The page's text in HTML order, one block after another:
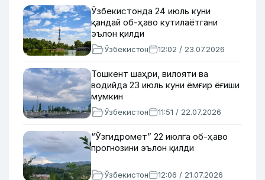
Ўзбекистонда 24 июль куни
қандай об-ҳаво кутилаётгани
эълон қилди
Ўзбекистон 12:02 / 23.07.2026
Тошкент шаҳри, вилояти ва
водийда 23 июль куни ёмғир ёғиши
мумкин
Ўзбекистон 11:51 / 22.07.2026
“Ўзгидромет” 22 июлга об-ҳаво
прогнозини эълон қилди
Ўзбекистон 12:06 / 21.07.2026